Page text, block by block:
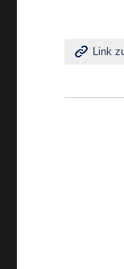
Link